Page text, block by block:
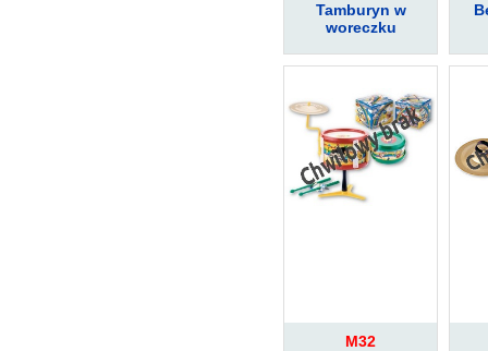
Tamburyn w
woreczku
M32